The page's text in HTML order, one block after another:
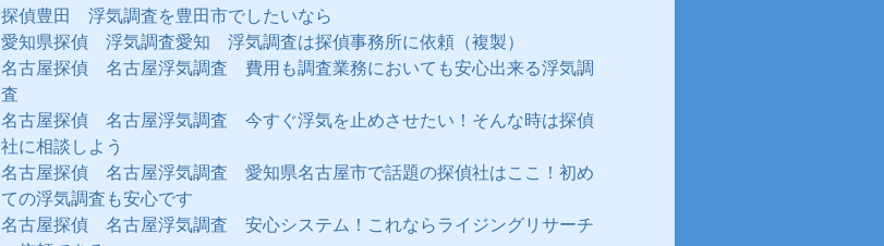
探偵豊田 浮気調査を豊田市でしたいなら
愛知県探偵 浮気調査愛知 浮気調査は探偵事務所に依頼（複製）
名古屋探偵 名古屋浮気調査 費用も調査業務においても安心出来る浮気調
査
名古屋探偵 名古屋浮気調査 今すぐ浮気を止めさせたい！そんな時は探偵
社に相談しよう
名古屋探偵 名古屋浮気調査 愛知県名古屋市で話題の探偵社はここ！初め
ての浮気調査も安心です
名古屋探偵 名古屋浮気調査 安心システム！これならライジングリサーチ